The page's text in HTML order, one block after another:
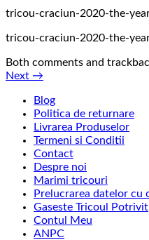
tricou-craciun-2020-the-
tricou-craciun-2020-the-
Both comments and
Next →
Blog
Politica de returnare
Livrarea Produselor
Termeni si Conditii
Contact
Despre noi
Marimi tricouri
Prelucrarea datelor cu
Gaseste Tricoul Potrivit
Contul Meu
ANPC